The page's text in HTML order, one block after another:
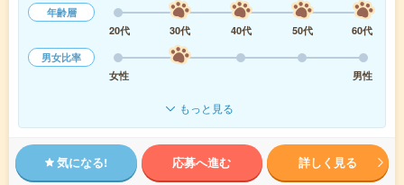
年齢層
20代
30代 40代 50代
60代
男女比率
女性
男性
もっと見る
気になる! 応募へ進む 詳しく見る